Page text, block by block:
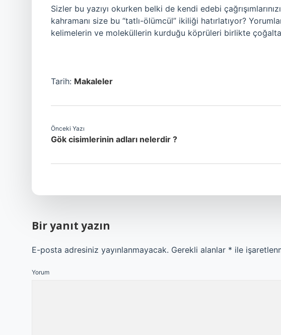
Sizler bu yazıyı okurken belki de kendi edebi
kahramanı size bu “tatlı-ölümcül” ikiliği hatırlatıyor?
kelimelerin ve moleküllerin kurduğu köprüleri birlikte
Tarih: Makaleler
Önceki Yazı
Gök cisimlerinin adları nelerdir ?
Bir yanıt yazın
E-posta adresiniz yayınlanmayacak. Gerekli alanlar * ile
Yorum